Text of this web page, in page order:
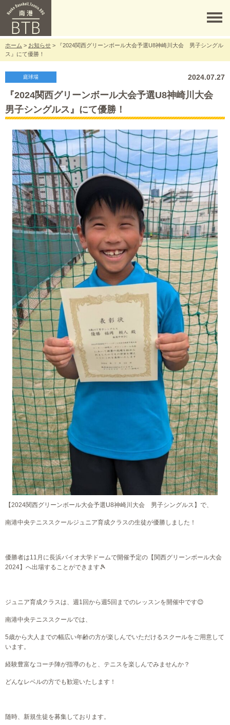
ホーム > お知らせ > 『2024関西グリーンボール大会予選U8神崎川大会 男子シングル
ス』にて優勝！
2024.07.27
庭球場
『2024関西グリーンボール大会予選U8神崎川大会
男子シングルス』にて優勝！
【2024関西グリーンボール大会予選U8神崎川大会 男子シングルス 】で、
南港中央テニススクールジュニア育成クラスの生徒が優勝しました！
優勝者は11月に長浜バイオ大学ドームで開催予定の【関西グリーンボール大会
2024】へ出場することができます🎾
ジュニア育成クラスは、週1回から週5回までのレッスンを開催中です😊
南港中央テニススクールでは、
5歳から大人までの幅広い年齢の方が楽しんでいただけるスクールをご用意して
います。
経験豊富なコーチ陣が指導のもと、テニスを楽しんでみませんか？
どんなレベルの方でも歓迎いたします！
随時、新規生徒を募集しております。